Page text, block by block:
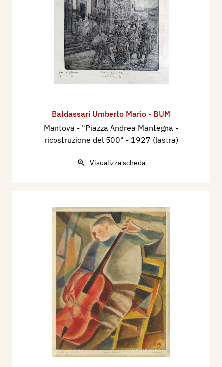
Baldassari Umberto Mario - BUM
Mantova - "Piazza Andrea Mantegna -
ricostruzione del 500" - 1927 (lastra)
Visualizza scheda